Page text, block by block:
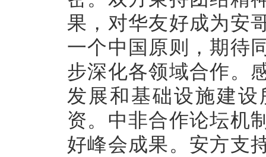
果，对华友好成为安
一个中国原则，期待
步深化各领域合作。
发展和基础设施建
资。中非合作论坛机
好峰会成果。安方支